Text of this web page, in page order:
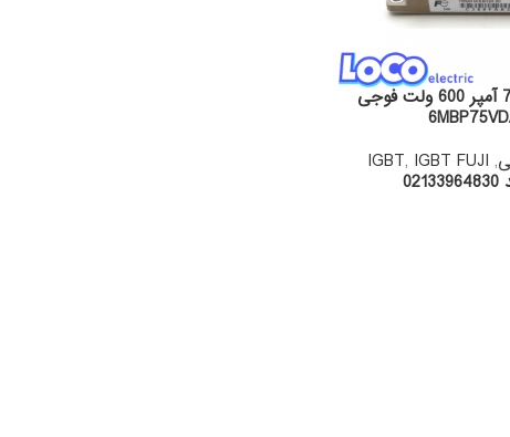
IGBT شش تایی 75 آمپر 600 ولت فوجی
,
IGBT, IGBT FUJI